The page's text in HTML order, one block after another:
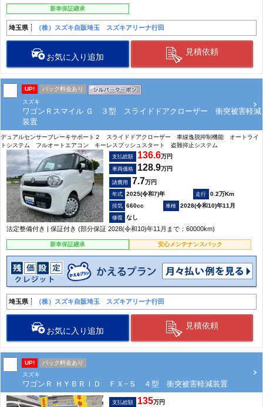
新車保証継承
埼玉県 （株）スズキ自販埼玉 スズキアリーナ行田
お気に入り追加
見積依頼
UP!
パック料金あり
スズキ
ワゴンＲスマイル Ｇ ３型 スライドドアクローザー 衝突被害軽減
装置
デュアルセンサーブレーキサポート２ スライドドアクローザー 車線逸脱抑制機能 オートライ
トシステム フルオートエアコン キーレスプッシュスタート 盗難抑止システム
支払総額 136.6万円
車両価格 128.9万円
諸費用 7.7万円
2025(令和7)年
0.2万Km
660cc
2028(令和10)年11月
なし
法定整備付き | 保証付き (部分保証 2028(令和10)年11月まで：60000km)
新車保証継承 安心メンテナンスパック
埼玉県 （株）スズキ自販埼玉 スズキアリーナ行田
お気に入り追加
見積依頼
UP!
パック料金あり
スズキ
ワゴンＲ ＨＹＢＲＩＤ ＦＸ−Ｓ ４型 衝突被害軽減装置
支払総額 135万円